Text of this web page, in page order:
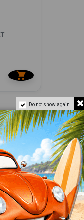
Do not show again.